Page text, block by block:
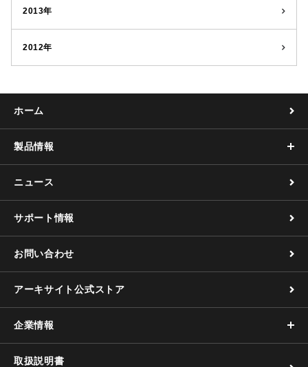
2013年
2012年
ホーム
製品情報
ニュース
サポート情報
お問い合わせ
アーキサイト公式ストア
企業情報
取扱説明書